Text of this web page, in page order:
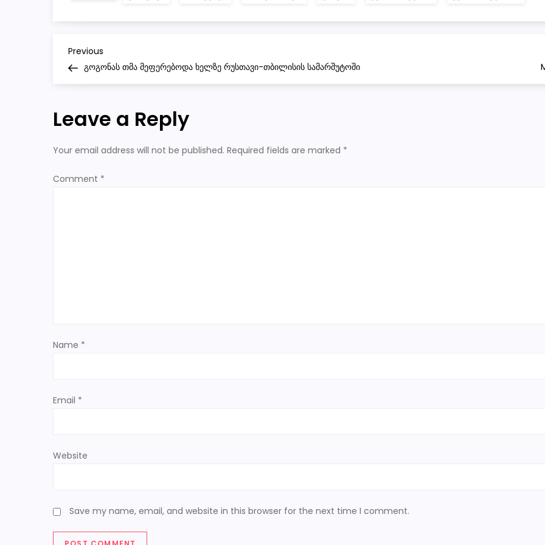
P
o
s
t
n
t
o
Previous
Post
Previous
გოგონას თმა მეფერებოდა ხელზე რუსთავი-თბილისის სამარშუტოში
Leave a Reply
Your email address will not be published. Required fields are marked *
Comment *
Name *
Email *
Website
Save my name, email, and website in this browser for the next time I comment.